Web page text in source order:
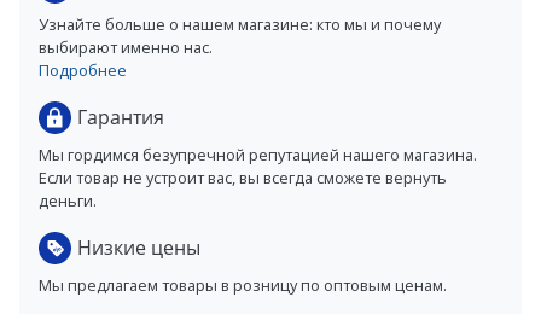
Узнайте больше о нашем магазине: кто мы и почему
выбирают именно нас.
Подробнее
Гарантия
Мы гордимся безупречной репутацией нашего магазина.
Если товар не устроит вас, вы всегда сможете вернуть
деньги.
Низкие цены
Мы предлагаем товары в розницу по оптовым ценам.